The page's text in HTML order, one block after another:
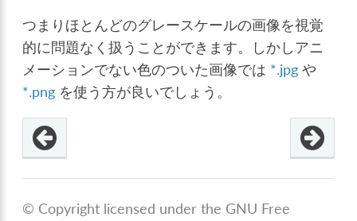
つまりほとんどのグレースケールの画像を視覚
的に問題なく扱うことができます。しかしアニ
メーションでない色のついた画像では *.jpg や
*.png を使う方が良いでしょう。
© Copyright licensed under the GNU Free